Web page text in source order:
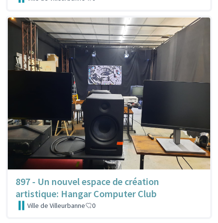
897 - Un nouvel espace de création
artistique: Hangar Computer Club
Ville de Villeurbanne 0